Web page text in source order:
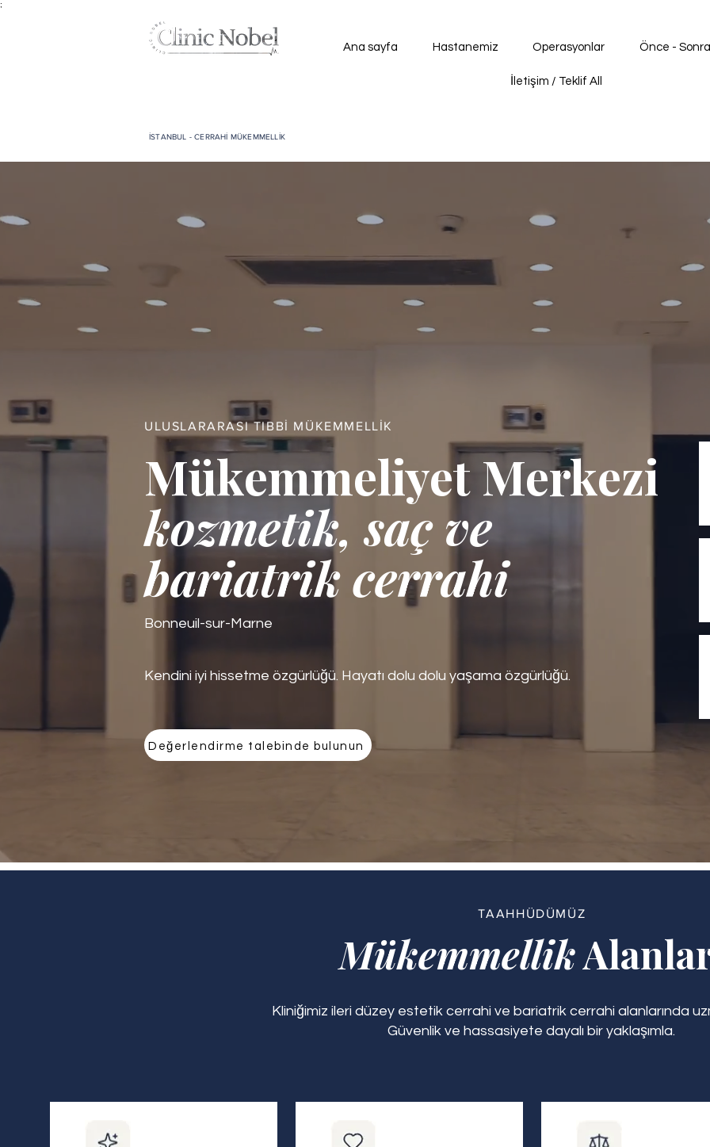
;
Ana sayfa Hastanemiz Operasyonlar Önce -
İletişim / Teklif All
İSTANBUL - CERRAHİ MÜKEMMELLİK
ULUSLARARASI TIBBİ MÜKEMMELLİK
Mükemmeliyet Merkezi
kozmetik, saç ve
bariatrik cerrahi
Bonneuil-sur-Marne
Kendini iyi hissetme özgürlüğü. Hayatı dolu dolu yaşama özgürlüğü.
Değerlendirme talebinde bulunun
TAAHHÜDÜMÜZ
Mükemmellik
Kliniğimiz ileri düzey estetik cerrahi ve bariatrik cerrahi alanlarında
Güvenlik ve hassasiyete dayalı bir yaklaşımla.